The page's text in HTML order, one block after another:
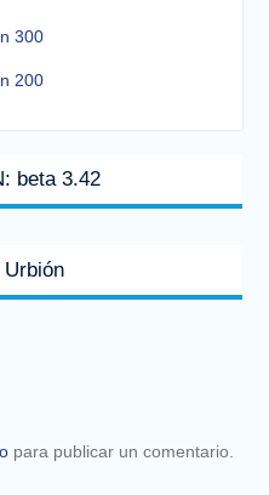
300
200
beta 3.42
Urbión
para publicar un comentario.